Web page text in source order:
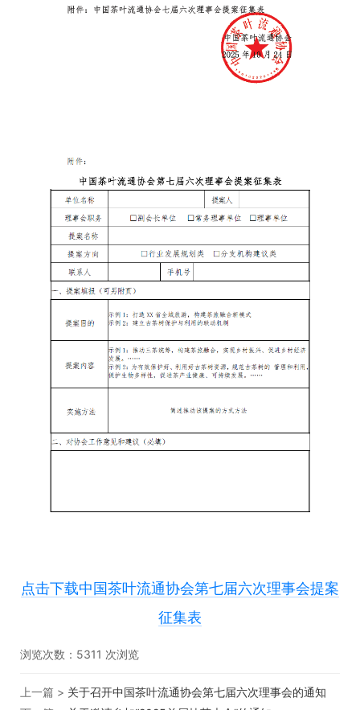
点击下载中国茶叶流通协会第七届六次理事会提案
征集表
浏览次数： 5311 次浏览
上一篇 > 关于召开中国茶叶流通协会第七届六次理事会的通知